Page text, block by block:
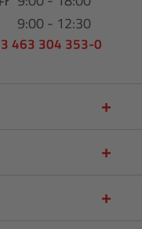
9:00 - 12:30
463 304 353-0